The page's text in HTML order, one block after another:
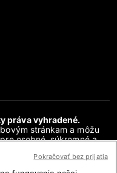
práva vyhradené.
stránkam a môžu
osobné, súkromné a
alebo distribúcia
alebo čiastočne, na
Pokračovať bez prijatia